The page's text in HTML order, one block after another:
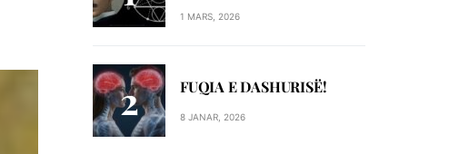
1 MARS, 2026
FUQIA E DASHURISË!
8 JANAR, 2026